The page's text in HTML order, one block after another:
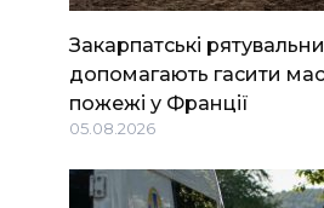
Закарпатські
допомагають гасити
пожежі у Франції
05.08.2026